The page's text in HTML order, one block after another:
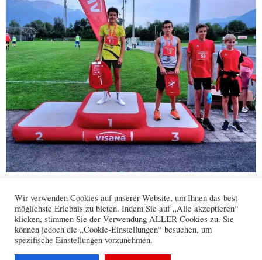
Facebook
WhatsApp
X
Kontakt Datenschutz Impressum
Wir verwenden Cookies auf unserer Website, um Ihnen das best
möglichste Erlebnis zu bieten. Indem Sie auf „Alle akzeptieren“
klicken, stimmen Sie der Verwendung ALLER Cookies zu. Sie
können jedoch die „Cookie-Einstellungen“ besuchen, um
spezifische Einstellungen vorzunehmen.